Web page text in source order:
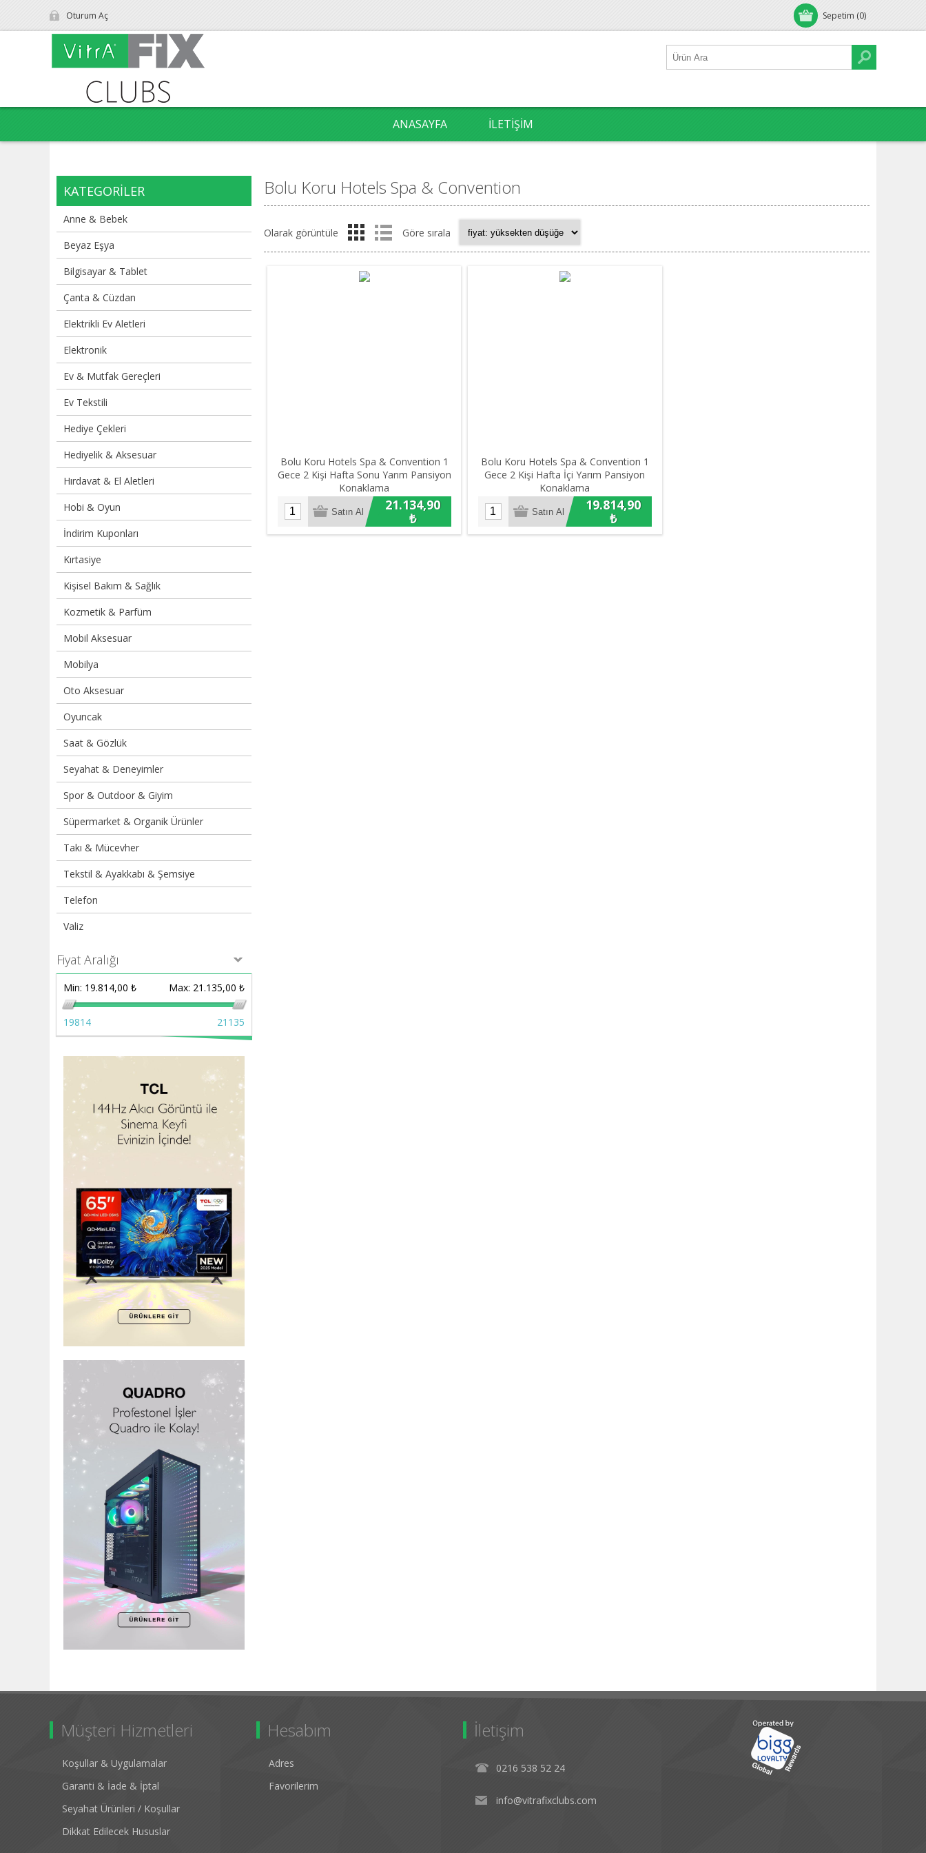
Sepetim (0)
Oturum Aç
ANASAYFA İLETIŞIM
KATEGORILER
Anne & Bebek
Beyaz Eşya
Bilgisayar & Tablet
Çanta & Cüzdan
Elektrikli Ev Aletleri
Elektronik
Ev & Mutfak Gereçleri
Ev Tekstili
Hediye Çekleri
Hediyelik & Aksesuar
Hırdavat & El Aletleri
Hobi & Oyun
İndirim Kuponları
Kırtasiye
Kişisel Bakım & Sağlık
Kozmetik & Parfüm
Mobil Aksesuar
Mobilya
Oto Aksesuar
Oyuncak
Saat & Gözlük
Seyahat & Deneyimler
Spor & Outdoor & Giyim
Süpermarket & Organik Ürünler
Takı & Mücevher
Tekstil & Ayakkabı & Şemsiye
Telefon
Valiz
Fiyat Aralığı
Min: 19.814,00 ₺ Max: 21.135,00 ₺
19814 21135
Bolu Koru Hotels Spa & Convention
Olarak görüntüle Göre sırala
Bolu Koru Hotels Spa & Convention 1
Gece 2 Kişi Hafta Sonu Yarım Pansiyon
Konaklama
21.134,90
₺
Bolu Koru Hotels Spa & Convention 1
Gece 2 Kişi Hafta İçi Yarım Pansiyon
Konaklama
19.814,90
₺
Müşteri Hizmetleri
Koşullar & Uygulamalar
Garanti & İade & İptal
Seyahat Ürünleri / Koşullar
Dikkat Edilecek Hususlar
Hesabım
Adres
Favorilerim
İletişim
0216 538 52 24
info@vitrafixclubs.com